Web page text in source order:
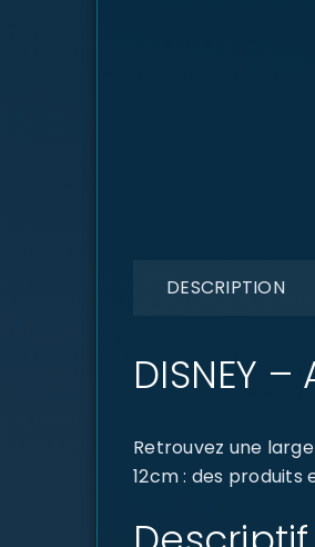
DESCRIPTION
DISNEY
Retrouvez une
12cm : des